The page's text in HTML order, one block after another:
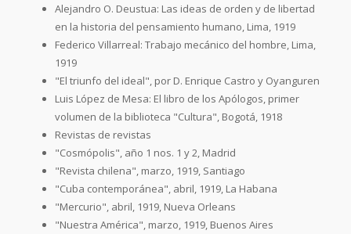
Alejandro O. Deustua: Las ideas de orden y de libertad
en la historia del pensamiento humano, Lima, 1919
Federico Villarreal: Trabajo mecánico del hombre, Lima,
1919
"El triunfo del ideal", por D. Enrique Castro y Oyanguren
Luis López de Mesa: El libro de los Apólogos, primer
volumen de la biblioteca "Cultura", Bogotá, 1918
Revistas de revistas
"Cosmópolis", año 1 nos. 1 y 2, Madrid
"Revista chilena", marzo, 1919, Santiago
"Cuba contemporánea", abril, 1919, La Habana
"Mercurio", abril, 1919, Nueva Orleans
"Nuestra América", marzo, 1919, Buenos Aires